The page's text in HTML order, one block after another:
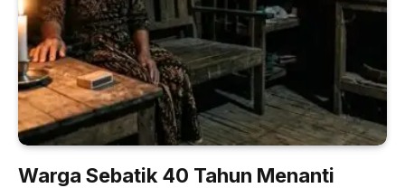
Warga Sebatik 40 Tahun Menanti